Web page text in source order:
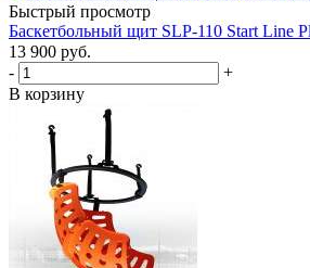
Быстрый просмотр
Баскетбольный щит SLP-110 Start Line
13 900 руб.
-
+
В корзину